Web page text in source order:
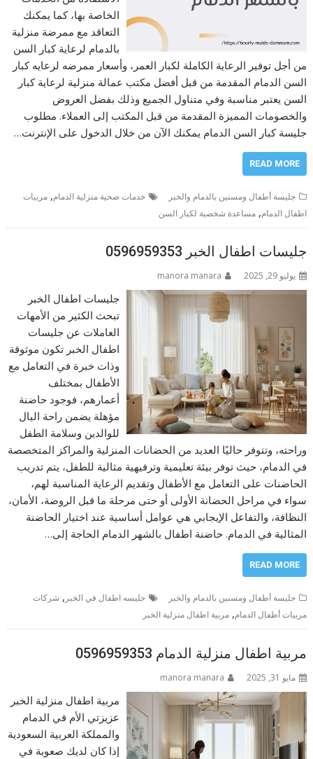
الخاصة بها، كما يمكنك
التعاقد مع ممرضة منزلية
بالدمام لرعاية كبار السن
من أجل توفير الرعاية الكاملة لكبار العمر، وأسعار ممرضه لرعايه كبار
السن الدمام المقدمة من قبل أفضل مكتب عمالة منزلية لرعاية كبار
السن يعتبر مناسبة وفي متناول الجميع وذلك بفضل العروض
والخصومات المميزة المقدمة من قبل المكتب إلى العملاء. مطلوب
جليسة كبار السن الدمام يمكنك الآن من خلال الدخول على الإنترنت…
READ MORE
جليسة أطفال ومسنين بالدمام والخبر خدمات صحية منزلية الدمام,مربيات
اطفال الدمام,مساعدة شخصية لكبار السن
جليسات اطفال الخبر 0596959353
يوليو 29, 2025 manora manara
جليسات اطفال الخبر
تبحث الكثير من الأمهات
العاملات عن جليسات
اطفال الخبر تكون موثوقة
وذات خبرة في التعامل مع
الأطفال بمختلف
أعمارهم، فوجود حاضنة
مؤهلة يضمن راحة البال
للوالدين وسلامة الطفل
وراحته، وتتوفر حاليًا العديد من الحضانات المنزلية والمراكز المتخصصة
في الدمام، حيث توفر بيئة تعليمية وترفيهية مثالية للطفل، يتم تدريب
الحاضنات على التعامل مع الأطفال وتقديم الرعاية المناسبة لهم،
سواء في مراحل الحضانة الأولى أو حتى مرحلة ما قبل الروضة، الأمان،
النظافة، والتفاعل الإيجابي هي عوامل أساسية عند اختيار الحاضنة
المثالية في الدمام. حاضنة اطفال بالشهر الدمام الحاجة إلى…
READ MORE
جليسة أطفال ومسنين بالدمام والخبر جليسه اطفال في الخبر , شركات
مربيات أطفال الدمام,مربية اطفال منزلية الخبر
مربية اطفال منزلية الدمام 0596959353
مايو 31, 2025 manora manara
مربية اطفال منزلية الخبر
عزيزتي الأم في الدمام
والمملكة العربية السعودية
إذا كان لديك صعوبة في